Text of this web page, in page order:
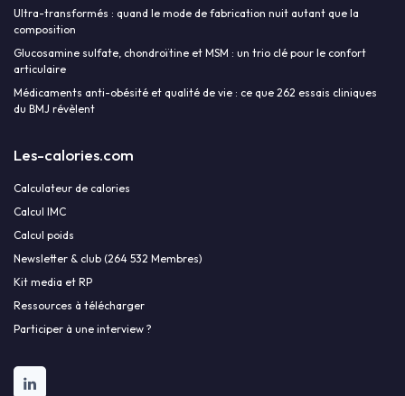
Ultra-transformés : quand le mode de fabrication nuit autant que la
composition
Glucosamine sulfate, chondroïtine et MSM : un trio clé pour le confort
articulaire
Médicaments anti-obésité et qualité de vie : ce que 262 essais cliniques
du BMJ révèlent
Les-calories.com
Calculateur de calories
Calcul IMC
Calcul poids
Newsletter & club (264 532 Membres)
Kit media et RP
Ressources à télécharger
Participer à une interview ?